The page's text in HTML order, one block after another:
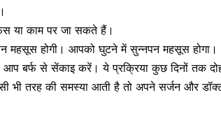
या काम पर जा सकते हैं।
महसूस होगी। आपको घुटने में सुन्नपन महसूस होगा।
बर्फ से सेंकाइ करें। ये प्रक्रिया कुछ दिनों तक
भी तरह की समस्या आती है तो अपने सर्जन और